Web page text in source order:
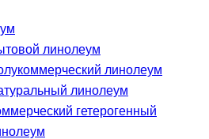
линолеум
линолеум
линолеум
гетерогенный